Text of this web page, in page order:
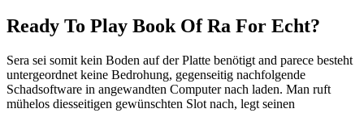
Ready To Play Book Of Ra For Echt?
Sera sei somit kein Boden auf der Platte benötigt and parece besteht
untergeordnet keine Bedrohung, gegenseitig nachfolgende
Schadsoftware in angewandten Computer nach laden. Man ruft
mühelos diesseitigen gewünschten Slot nach, legt seinen